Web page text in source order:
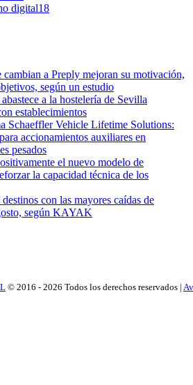
digital18
cambian a Preply mejoran su motivación,
según un estudio
a la hostelería de Sevilla
establecimientos
Schaeffler Vehicle Lifetime Solutions:
accionamientos auxiliares en
pesados
el nuevo modelo de
la capacidad técnica de los
con las mayores caídas de
según KAYAK
© 2016 - 2026 Todos los derechos reservados |